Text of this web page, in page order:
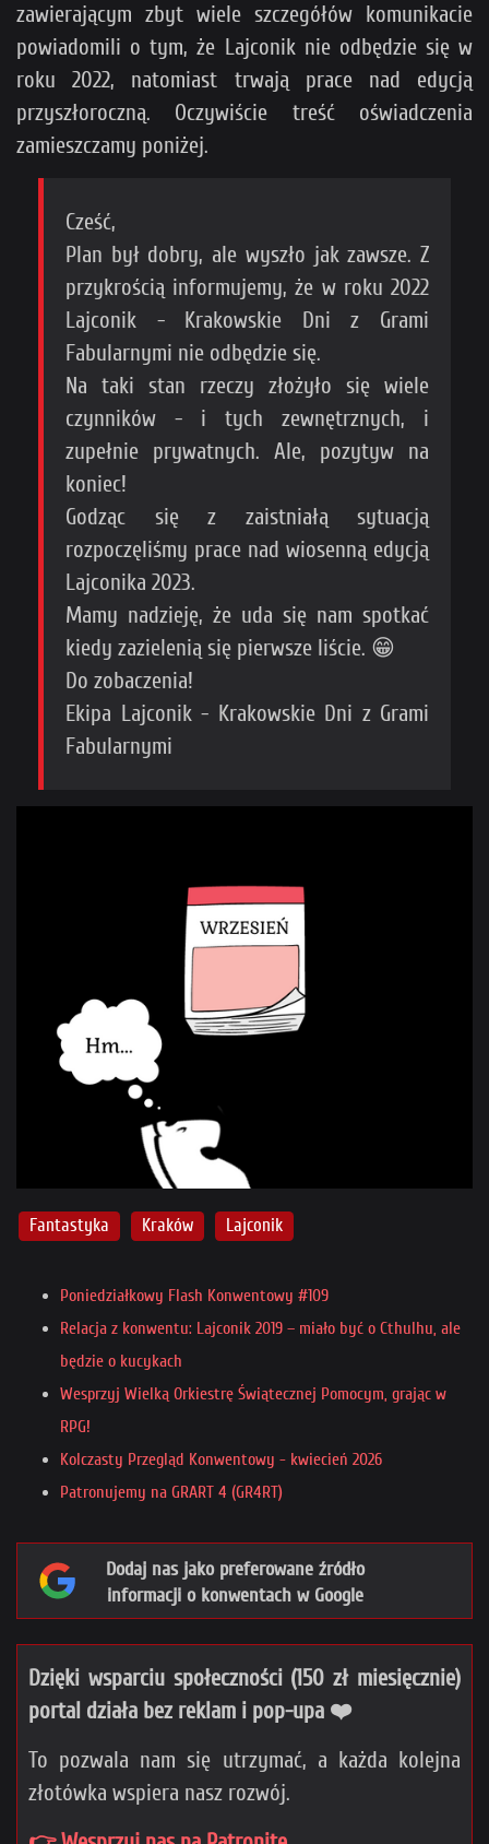
zawierającym zbyt wiele szczegółów komunikacie
powiadomili o tym, że Lajconik nie odbędzie się w
roku 2022, natomiast trwają prace nad edycją
przyszłoroczną. Oczywiście treść oświadczenia
zamieszczamy poniżej.
Cześć,
Plan był dobry, ale wyszło jak zawsze. Z
przykrością informujemy, że w roku 2022
Lajconik - Krakowskie Dni z Grami
Fabularnymi nie odbędzie się.
Na taki stan rzeczy złożyło się wiele
czynników - i tych zewnętrznych, i
zupełnie prywatnych. Ale, pozytyw na
koniec!
Godząc się z zaistniałą sytuacją
rozpoczęliśmy prace nad wiosenną edycją
Lajconika 2023.
Mamy nadzieję, że uda się nam spotkać
kiedy zazielenią się pierwsze liście. 😁
Do zobaczenia!
Ekipa Lajconik - Krakowskie Dni z Grami
Fabularnymi
Fantastyka Kraków Lajconik
Poniedziałkowy Flash Konwentowy #109
Relacja z konwentu: Lajconik 2019 – miało być o Cthulhu, ale
będzie o kucykach
Wesprzyj Wielką Orkiestrę Świątecznej Pomocym, grając w
RPG!
Kolczasty Przegląd Konwentowy - kwiecień 2026
Patronujemy na GRART 4 (GR4RT)
Dodaj nas jako preferowane źródło
informacji o konwentach w Google
Dzięki wsparciu społeczności (150 zł miesięcznie)
portal działa bez reklam i pop-upa ❤️
To pozwala nam się utrzymać, a każda kolejna
złotówka wspiera nasz rozwój.